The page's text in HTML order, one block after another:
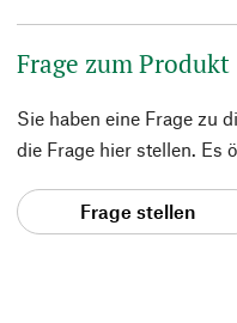
Frage zum Produkt
Sie haben eine Frage zu
die Frage hier stellen. Es
Frage stellen